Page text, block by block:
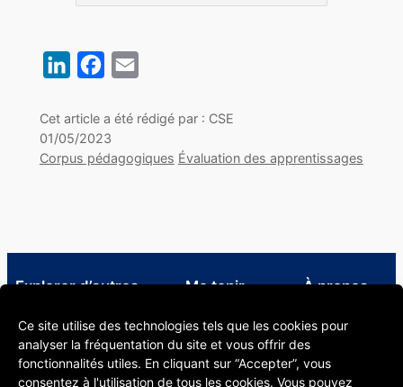
Ce site utilise des technologies tels que les cookies pour
analyser la fréquentation du site et vous offrir des
fonctionnalités utiles. En cliquant sur “Accepter”, vous
consentez à l'utilisation de tous les cookies. Vous pouvez
LinkedInFacebook
Cet article a été rédigé par : CSE
01/05/2023
Corpus pédagogiques Évaluation des apprentissages
Explorer d’autres
Infos utiles pour le corps
enseignant Unil
Bibliothèque spécialisée en
Me tenir
LinkedIn CSE
Formations en
pédagogie
À propos
À propos
Informations